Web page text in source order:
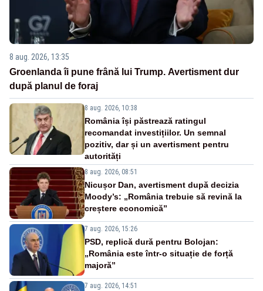
8 aug. 2026, 13:35
Groenlanda îi pune frână lui Trump. Avertisment dur
după planul de foraj
8 aug. 2026, 10:38
România își păstrează ratingul
recomandat investițiilor. Un semnal
pozitiv, dar și un avertisment pentru
autorități
8 aug. 2026, 08:51
Nicușor Dan, avertisment după decizia
Moody’s: „România trebuie să revină la
creștere economică”
7 aug. 2026, 15:26
PSD, replică dură pentru Bolojan:
„România este într-o situație de forță
majoră”
7 aug. 2026, 14:51